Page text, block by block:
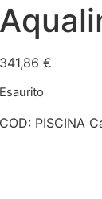
341,86 €
Esaurito
COD: PISCINA